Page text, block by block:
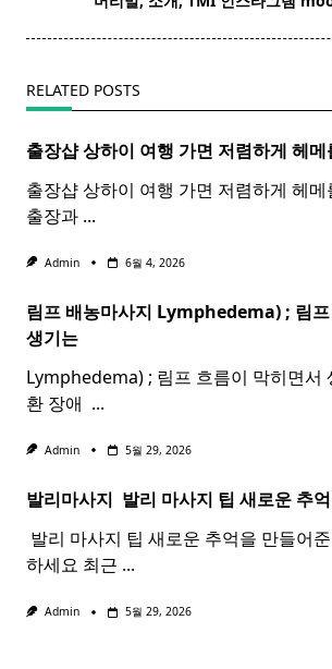
text">Page</span>
RELATED POSTS
출장샵 상하이 여행 가면 저렴하게 헤메
출장샵 상하이 여행 가면 저렴하게 헤
출장과 ...
Admin 6월 4, 2026
림프 배농마사지 Lymphedema) ; 림프
생기는
Lymphedema) ; 림프 흐름이 막히면서
환 장애 ​ ...
Admin 5월 29, 2026
발리마사지 ​ 발리 마사지 팁 새로운 추
발리 마사지 팁 새로운 추억을 만들어
하세요 최근 ...
Admin 5월 29, 2026